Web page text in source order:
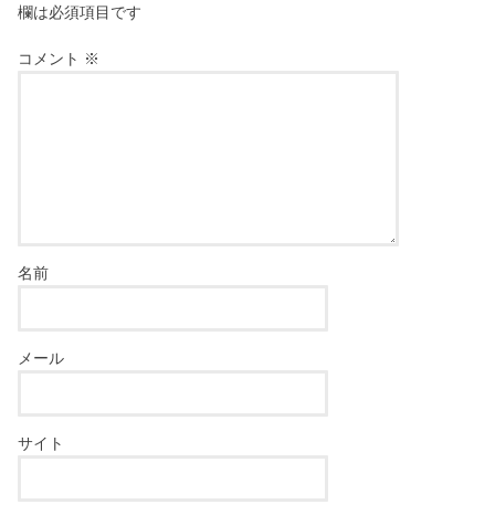
欄は必須項目です
コメント ※
名前
メール
サイト